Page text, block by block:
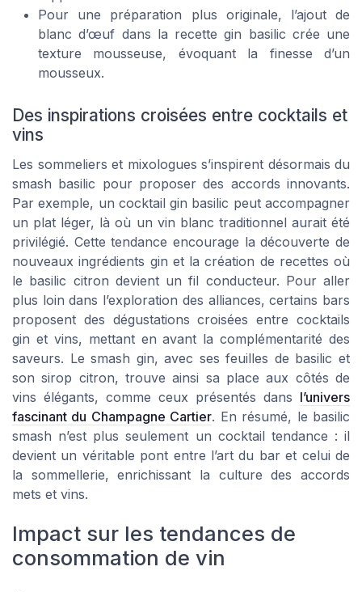
Pour une préparation plus originale, l’ajout de
blanc d’œuf dans la recette gin basilic crée une
texture mousseuse, évoquant la finesse d’un
mousseux.
Des inspirations croisées entre cocktails et
vins
Les sommeliers et mixologues s’inspirent désormais du
smash basilic pour proposer des accords innovants.
Par exemple, un cocktail gin basilic peut accompagner
un plat léger, là où un vin blanc traditionnel aurait été
privilégié. Cette tendance encourage la découverte de
nouveaux ingrédients gin et la création de recettes où
le basilic citron devient un fil conducteur. Pour aller
plus loin dans l’exploration des alliances, certains bars
proposent des dégustations croisées entre cocktails
gin et vins, mettant en avant la complémentarité des
saveurs. Le smash gin, avec ses feuilles de basilic et
son sirop citron, trouve ainsi sa place aux côtés de
vins élégants, comme ceux présentés dans l’univers
fascinant du Champagne Cartier. En résumé, le basilic
smash n’est plus seulement un cocktail tendance : il
devient un véritable pont entre l’art du bar et celui de
la sommellerie, enrichissant la culture des accords
mets et vins.
Impact sur les tendances de
consommation de vin